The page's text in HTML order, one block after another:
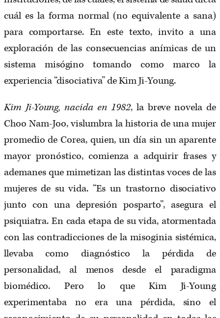
cuál es la forma normal (no equivalente a sana)
para comportarse. En este texto, invito a una
exploración de las consecuencias anímicas de un
sistema misógino tomando como marco la
experiencia “disociativa” de Kim Ji-Young.
Kim Ji-Young, nacida en 1982, la breve novela de
Choo Nam-Joo, vislumbra la historia de una mujer
promedio de Corea, quien, un día sin un aparente
mayor pronóstico, comienza a adquirir frases y
ademanes que mimetizan las distintas voces de las
mujeres de su vida. “Es un trastorno disociativo
junto con una depresión posparto”, asegura el
psiquiatra. En cada etapa de su vida, atormentada
con las contradicciones de la misoginia sistémica,
llevaba como diagnóstico la pérdida de
personalidad, al menos desde el paradigma
biomédico. Pero lo que Kim Ji-Young
experimentaba no era una pérdida, sino el